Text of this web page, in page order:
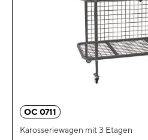
OC 0711
Karosseriewagen mit 3 Etagen